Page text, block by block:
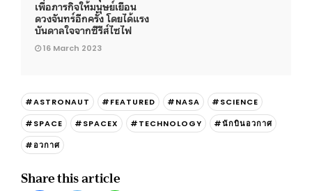
เพื่อภารกิจให้มนุษย์เยือน
ดวงจันทร์อีกครั้ง โดยได้แรง
บันดาลใจจากซีรีส์ไซไฟ
16 March 2023
#ASTRONAUT #FEATURED #NASA
#SCIENCE
#SPACE
#SPACEX #TECHNOLOGY
#นักบินอวกาศ
#อวกาศ
Share this article